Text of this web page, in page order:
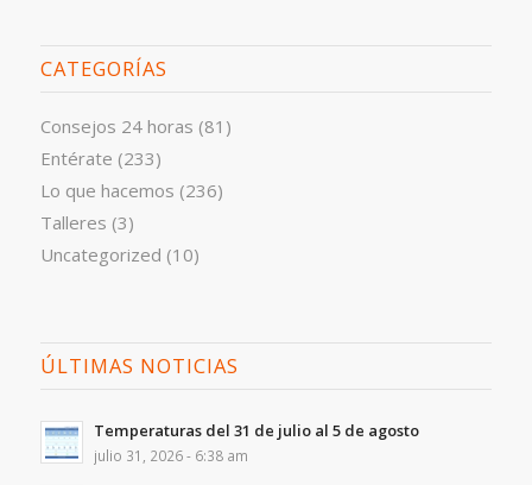
CATEGORÍAS
Consejos 24 horas (81)
Entérate (233)
Lo que hacemos (236)
Talleres (3)
Uncategorized (10)
ÚLTIMAS NOTICIAS
Temperaturas del 31 de julio al 5 de agosto
julio 31, 2026 - 6:38 am